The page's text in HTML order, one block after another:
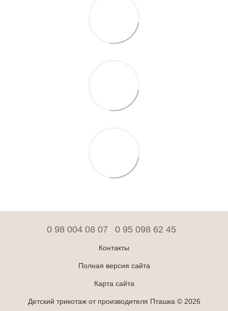
0 98 004 08 07 0 95 098 62 45
Контакты
Полная версия сайта
Карта сайта
Детский трикотаж от производителя Пташка © 2026